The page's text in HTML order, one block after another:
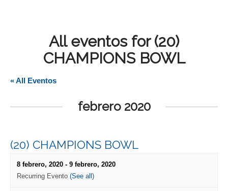
All eventos for (20)
CHAMPIONS BOWL
« All Eventos
febrero 2020
(20) CHAMPIONS BOWL
8 febrero, 2020 - 9 febrero, 2020
Recurring Evento (See all)